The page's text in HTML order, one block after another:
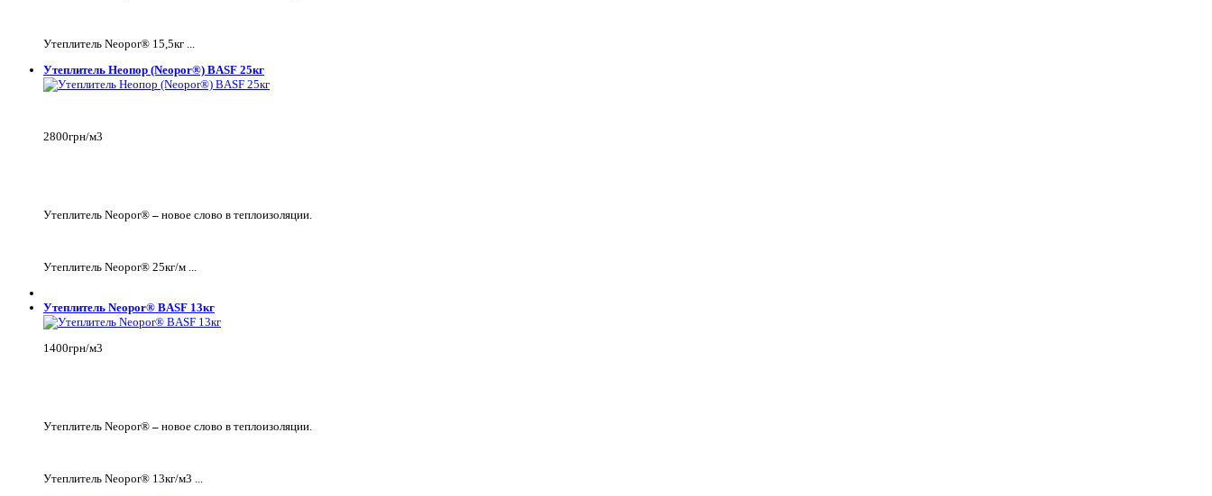
Утеплитель Neopor® 15,5кг ...
Утеплитель Неопор (Neopor®) BASF 25кг
2800грн/м3
Утеплитель Neopor® – новое слово в теплоизоляции.
Утеплитель Neopor® 25кг/м ...
Утеплитель Neopor® BASF 13кг
1400грн/м3
Утеплитель Neopor® – новое слово в теплоизоляции.
Утеплитель Neopor® 13кг/м3 ...